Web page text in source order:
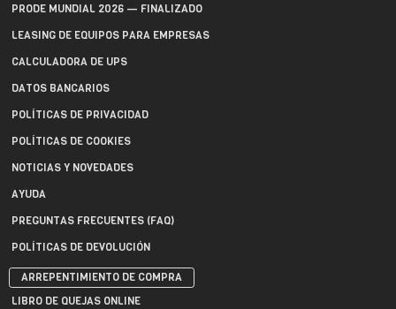
PRODE MUNDIAL 2026 — FINALIZADO
LEASING DE EQUIPOS PARA EMPRESAS
CALCULADORA DE UPS
DATOS BANCARIOS
POLÍTICAS DE PRIVACIDAD
POLÍTICAS DE COOKIES
NOTICIAS Y NOVEDADES
AYUDA
PREGUNTAS FRECUENTES (FAQ)
POLÍTICAS DE DEVOLUCIÓN
ARREPENTIMIENTO DE COMPRA
LIBRO DE QUEJAS ONLINE